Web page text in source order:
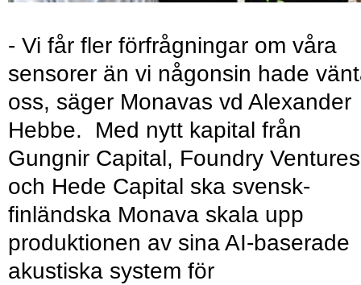
- Vi får fler förfrågningar om våra
sensorer än vi någonsin hade
oss, säger Monavas vd Alexander
Hebbe. Med nytt kapital från
Gungnir Capital, Foundry Ventures
och Hede Capital ska svensk-
finländska Monava skala upp
produktionen av sina AI-baserade
akustiska system för